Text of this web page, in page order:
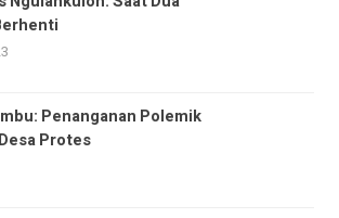
Penanganan Polemik
Protes